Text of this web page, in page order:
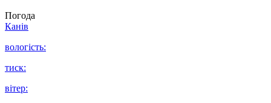
Погода
Канів
вологість:
тиск:
вітер: